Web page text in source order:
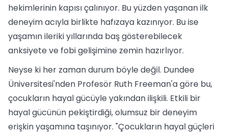
hekimlerinin kapısı çalınıyor. Bu yüzden yaşanan ilk
deneyim acıyla birlikte hafızaya kazınıyor. Bu ise
yaşamın ileriki yıllarında baş gösterebilecek
anksiyete ve fobi gelişimine zemin hazırlıyor.
Neyse ki her zaman durum böyle değil. Dundee
Üniversitesi'nden Profesör Ruth Freeman'a göre bu,
çocukların hayal gücüyle yakından ilişkili. Etkili bir
hayal gücünün pekiştirdiği, olumsuz bir deneyim
erişkin yaşamına taşınıyor. "Çocukların hayal güçleri